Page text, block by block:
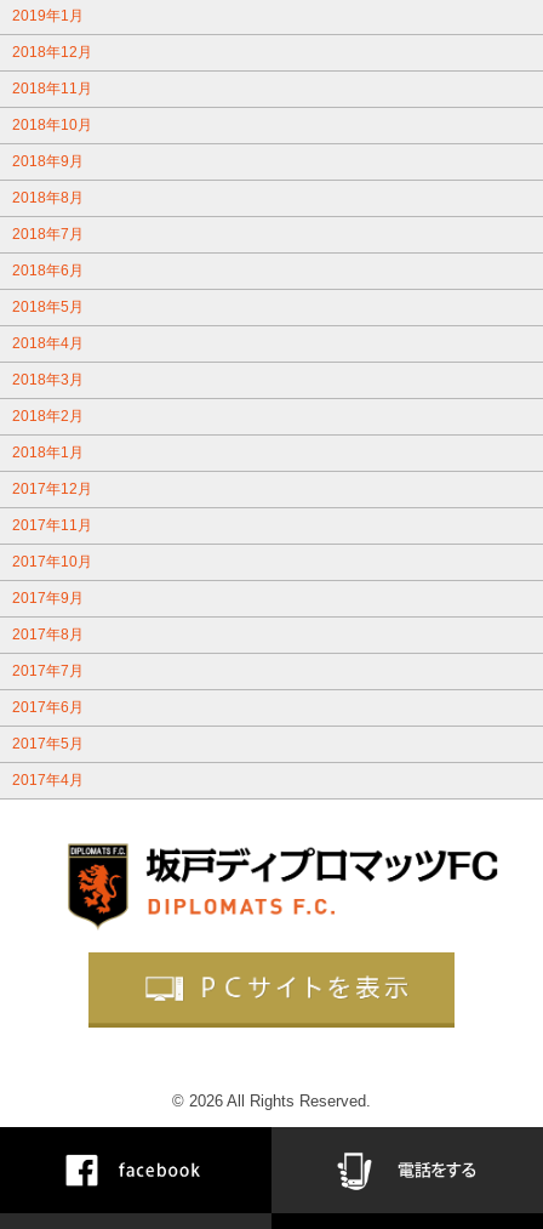
2019年1月
2018年12月
2018年11月
2018年10月
2018年9月
2018年8月
2018年7月
2018年6月
2018年5月
2018年4月
2018年3月
2018年2月
2018年1月
2017年12月
2017年11月
2017年10月
2017年9月
2017年8月
2017年7月
2017年6月
2017年5月
2017年4月
© 2026 All Rights Reserved.